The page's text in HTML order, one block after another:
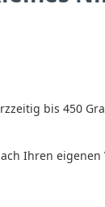
bis 450
Ihren eigenen